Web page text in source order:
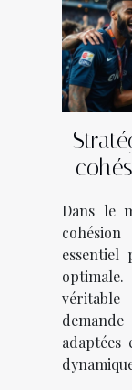
Dans le
cohésion
essentiel
adaptées